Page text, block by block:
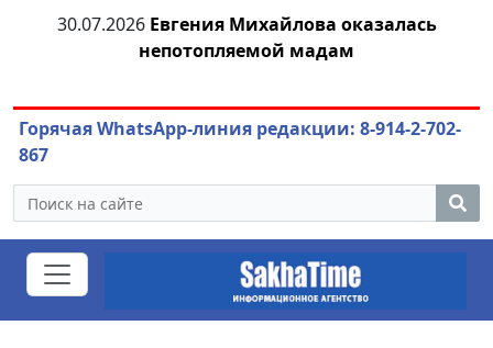
30.07.2026 Евгения Михайлова оказалась
непотопляемой мадам
Горячая WhatsApp-линия редакции: 8-914-2-702-
867